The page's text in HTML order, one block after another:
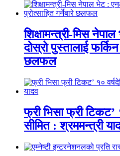
शिक्षामन्त्री-मिस
दोस्रो पुस्तालाई फर्किन
छलफल
फ्री भिसा फ्री
सीमित : श्रममन्त्री